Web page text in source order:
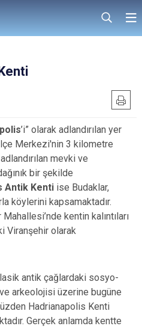
’i” olarak adlandırılan yer
Merkezi'nin 3 kilometre
mevki ve
bir şekilde
Antik Kenti ise Budaklar,
köylerini kapsamaktadır.
kentin kalıntıları
Viranşehir olarak
antik çağlardaki sosyo-
arkeolojisi üzerine bugüne
Hadrianapolis Kenti
Gerçek anlamda kentte